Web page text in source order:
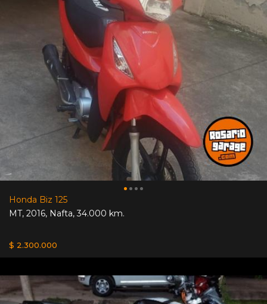
Honda Biz 125
MT, 2016, Nafta,34.000 km.
$ 2.300.000